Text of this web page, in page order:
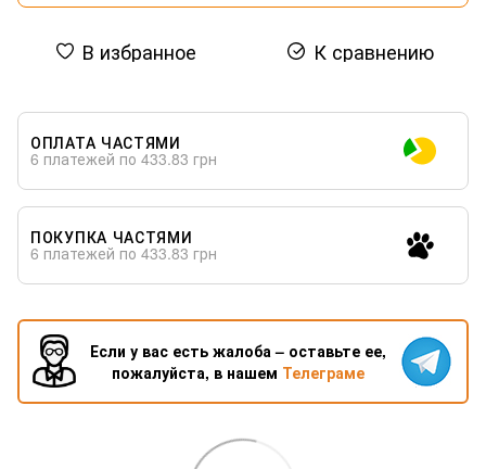
В избранное К сравнению
ОПЛАТА ЧАСТЯМИ
6 платежей по 433.83 грн
ПОКУПКА ЧАСТЯМИ
6 платежей по 433.83 грн
Если у вас есть жалоба – оставьте ее,
пожалуйста, в нашем Телеграме